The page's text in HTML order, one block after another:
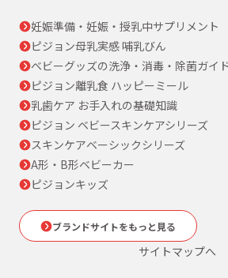
妊娠準備・妊娠・授乳中サプリメント
ピジョン母乳実感 哺乳びん
ベビーグッズの洗浄・消毒・除菌ガイド
ピジョン離乳食 ハッピーミール
乳歯ケア お手入れの基礎知識
ピジョン ベビースキンケアシリーズ
スキンケアベーシックシリーズ
A形・B形ベビーカー
ピジョンキッズ
ブランドサイトをもっと見る
サイトマップへ